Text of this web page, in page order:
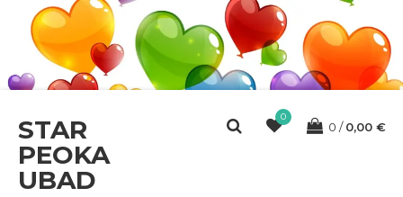
STAR
PEOKA
UBAD
0
0 0,00 €